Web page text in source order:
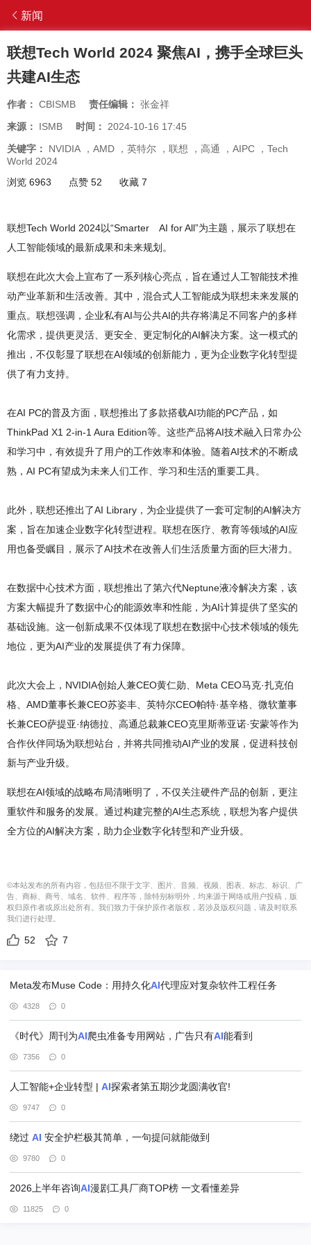
新闻
联想Tech World 2024 聚焦AI，携手全球巨头
共建AI生态
作者： CBISMB 责任编辑： 张金祥
来源： ISMB 时间： 2024-10-16 17:45
关键字： NVIDIA ， AMD ， 英特尔 ， 联想 ， 高通 ， AIPC ， Tech
World 2024
浏览 6963
点赞 52 收藏 7
联想Tech World 2024以“Smarter AI for All”为主题，展示了联想在
人工智能领域的最新成果和未来规划。
联想在此次大会上宣布了一系列核心亮点，旨在通过人工智能技术推
动产业革新和生活改善。其中，混合式人工智能成为联想未来发展的
重点。联想强调，企业私有AI与公共AI的共存将满足不同客户的多样
化需求，提供更灵活、更安全、更定制化的AI解决方案。这一模式的
推出，不仅彰显了联想在AI领域的创新能力，更为企业数字化转型提
供了有力支持。
在AI PC的普及方面，联想推出了多款搭载AI功能的PC产品，如
ThinkPad X1 2-in-1 Aura Edition等。这些产品将AI技术融入日常办公
和学习中，有效提升了用户的工作效率和体验。随着AI技术的不断成
熟，AI PC有望成为未来人们工作、学习和生活的重要工具。
此外，联想还推出了AI Library，为企业提供了一套可定制的AI解决方
案，旨在加速企业数字化转型进程。联想在医疗、教育等领域的AI应
用也备受瞩目，展示了AI技术在改善人们生活质量方面的巨大潜力。
在数据中心技术方面，联想推出了第六代Neptune液冷解决方案，该
方案大幅提升了数据中心的能源效率和性能，为AI计算提供了坚实的
基础设施。这一创新成果不仅体现了联想在数据中心技术领域的领先
地位，更为AI产业的发展提供了有力保障。
此次大会上，NVIDIA创始人兼CEO黄仁勋、Meta CEO马克·扎克伯
格、AMD董事长兼CEO苏姿丰、英特尔CEO帕特·基辛格、微软董事
长兼CEO萨提亚·纳德拉、高通总裁兼CEO克里斯蒂亚诺·安蒙等作为
合作伙伴同场为联想站台，并将共同推动AI产业的发展，促进科技创
新与产业升级。
联想在AI领域的战略布局清晰明了，不仅关注硬件产品的创新，更注
重软件和服务的发展。通过构建完整的AI生态系统，联想为客户提供
全方位的AI解决方案，助力企业数字化转型和产业升级。
©本站发布的所有内容，包括但不限于文字、图片、音频、视频、图表、标志、标识、广
告、商标、商号、域名、软件、程序等，除特别标明外，均来源于网络或用户投稿，版
权归原作者或原出处所有。我们致力于保护原作者版权，若涉及版权问题，请及时联系
我们进行处理。
52 7
Meta发布Muse Code：用持久化AI代理应对复杂软件工程任务
4328 0
《时代》周刊为AI爬虫准备专用网站，广告只有AI能看到
7356 0
人工智能+企业转型 | AI探索者第五期沙龙圆满收官!
9747 0
绕过 AI 安全护栏极其简单，一句提问就能做到
9780 0
2026上半年咨询AI漫剧工具厂商TOP榜 一文看懂差异
11825 0